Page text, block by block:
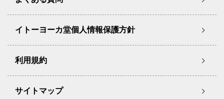
イトーヨーカ堂個人情報保護方針
利用規約
サイトマップ